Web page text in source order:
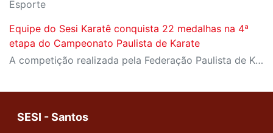
Esporte
Equipe do Sesi Karatê conquista 22 medalhas na 4ª
etapa do Campeonato Paulista de Karate
A competição realizada pela Federação Paulista de Karate contou com mais de 1.600 atletas
SESI - Santos